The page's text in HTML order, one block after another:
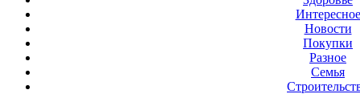
Интересное
Новости
Покупки
Разное
Семья